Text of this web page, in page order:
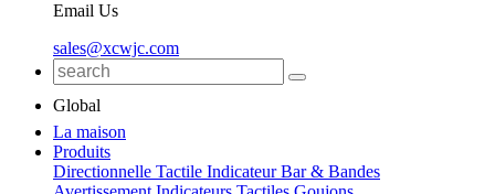
Email Us
sales@xcwjc.com
Global
La maison
Produits
Directionnelle Tactile Indicateur Bar & Bandes